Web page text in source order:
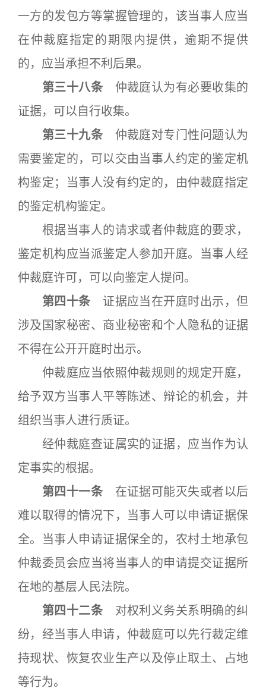
一方的发包方等掌握管理的，该当事人应当
在仲裁庭指定的期限内提供，逾期不提供
的，应当承担不利后果。
第三十八条 仲裁庭认为有必要收集的
证据，可以自行收集。
第三十九条 仲裁庭对专门性问题认为
需要鉴定的，可以交由当事人约定的鉴定机
构鉴定；当事人没有约定的，由仲裁庭指定
的鉴定机构鉴定。
根据当事人的请求或者仲裁庭的要求，
鉴定机构应当派鉴定人参加开庭。当事人经
仲裁庭许可，可以向鉴定人提问。
第四十条 证据应当在开庭时出示，但
涉及国家秘密、商业秘密和个人隐私的证据
不得在公开开庭时出示。
仲裁庭应当依照仲裁规则的规定开庭，
给予双方当事人平等陈述、辩论的机会，并
组织当事人进行质证。
经仲裁庭查证属实的证据，应当作为认
定事实的根据。
第四十一条 在证据可能灭失或者以后
难以取得的情况下，当事人可以申请证据保
全。当事人申请证据保全的，农村土地承包
仲裁委员会应当将当事人的申请提交证据所
在地的基层人民法院。
第四十二条 对权利义务关系明确的纠
纷，经当事人申请，仲裁庭可以先行裁定维
持现状、恢复农业生产以及停止取土、占地
等行为。